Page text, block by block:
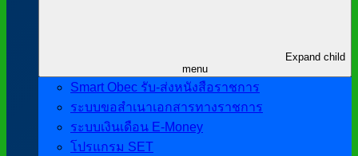
Expand child
menu
Smart Obec รับ-ส่งหนังสือราชการ
ระบบขอสำเนาเอกสารทางราชการ
ระบบเงินเดือน E-Money
โปรแกรม SET